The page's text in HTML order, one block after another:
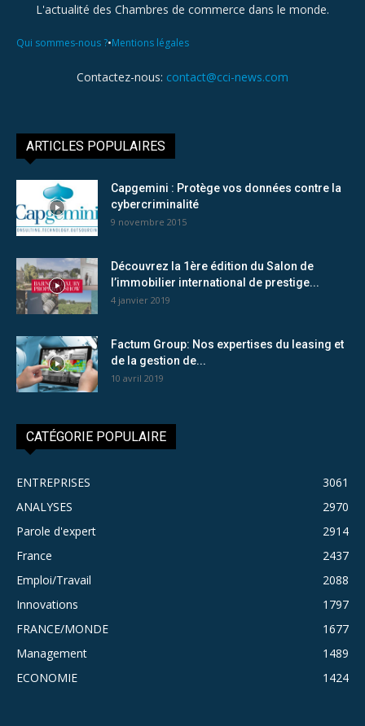
L'actualité des Chambres de commerce dans le monde.
Qui sommes-nous ?•Mentions légales
Contactez-nous: contact@cci-news.com
ARTICLES POPULAIRES
Capgemini : Protège vos données contre la
cybercriminalité
9 novembre 2015
Découvrez la 1ère édition du Salon de
l’immobilier international de prestige...
4 janvier 2019
Factum Group: Nos expertises du leasing et
de la gestion de...
10 avril 2019
CATÉGORIE POPULAIRE
ENTREPRISES
3061
ANALYSES
2970
Parole d'expert
2914
France
2437
Emploi/Travail
2088
Innovations
1797
FRANCE/MONDE
1677
Management
1489
ECONOMIE
1424